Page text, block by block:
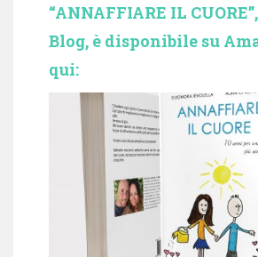
“ANNAFFIARE IL
Blog, è disponibile su
qui: